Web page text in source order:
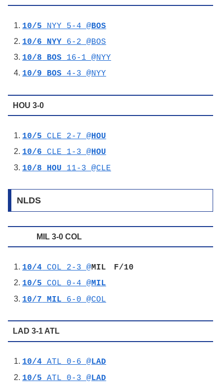
10/5 NYY 5-4 @BOS
10/6
NYY 6-2 @BOS
10/8
BOS 16-1 @NYY
10/9
BOS 4-3 @NYY
HOU 3-0
10/5 CLE 2-7 @HOU
10/6 CLE 1-3 @HOU
10/8
HOU 11-3 @CLE
NLDS
MIL 3-0 COL
10/4 COL 2-3 @MIL F/10
10/5 COL 0-4 @MIL
10/7
MIL 6-0 @COL
LAD 3-1 ATL
10/4 ATL 0-6 @LAD
10/5 ATL 0-3 @ LAD